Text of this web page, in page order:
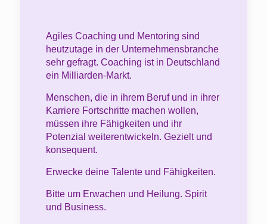
Agiles Coaching und Mentoring sind
heutzutage in der Unternehmensbranche
sehr gefragt. Coaching ist in Deutschland
ein Milliarden-Markt.
Menschen, die in ihrem Beruf und in ihrer
Karriere Fortschritte machen wollen,
müssen ihre Fähigkeiten und ihr
Potenzial weiterentwickeln. Gezielt und
konsequent.
Erwecke deine Talente und Fähigkeiten.
Bitte um Erwachen und Heilung. Spirit
und Business.